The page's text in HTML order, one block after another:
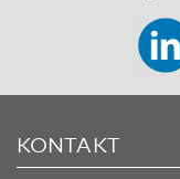
KONTAKT